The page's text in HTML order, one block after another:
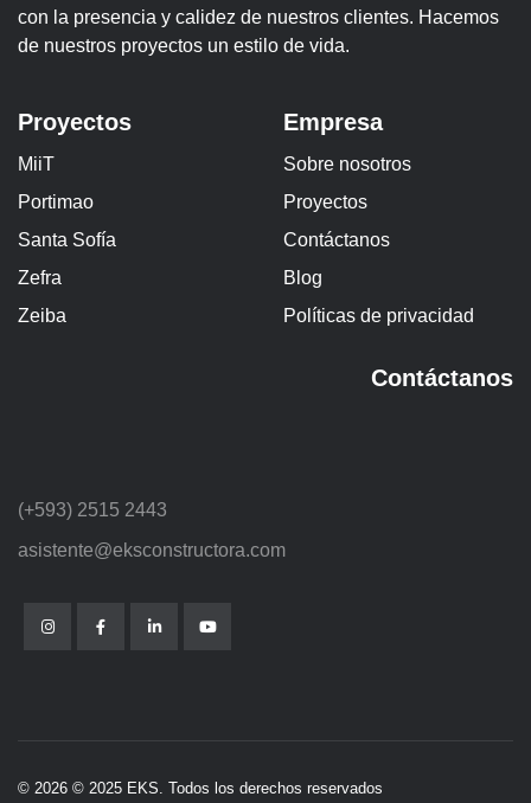
con la presencia y calidez de nuestros clientes. Hacemos
de nuestros proyectos un estilo de vida.
Proyectos
MiiT
Portimao
Santa Sofía
Zefra
Zeiba
Empresa
Sobre nosotros
Proyectos
Contáctanos
Blog
Políticas de privacidad
Contáctanos
(+593) 2515 2443
asistente@eksconstructora.com
© 2026 © 2025 EKS. Todos los derechos reservados